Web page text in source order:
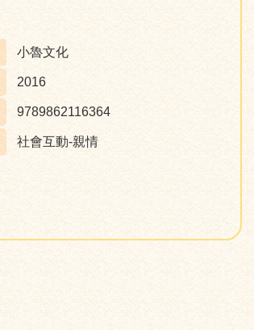
小魯文化
2016
9789862116364
社會互動-親情